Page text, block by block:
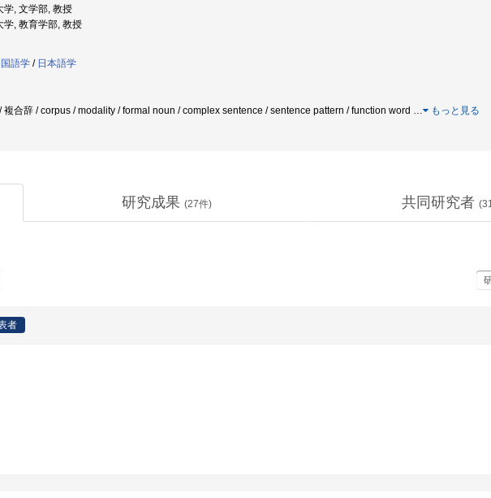
, 文学部, 教授
, 教育学部, 教授
国語学 / 日本語学
複合辞 / corpus / modality / formal noun / complex sentence / sentence pattern / function word … もっと見る
研究成果 (27件) 共同研究者 (
者